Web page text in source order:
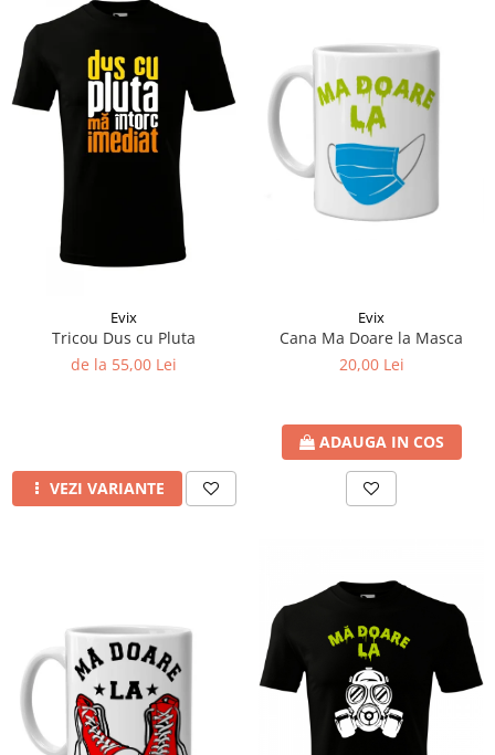
Evix
Tricou Dus cu Pluta
de la 55,00 Lei
VEZI VARIANTE
Evix
Cana Ma Doare la Masca
20,00 Lei
ADAUGA IN COS